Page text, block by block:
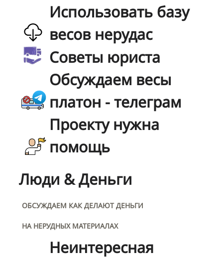
Использовать базу
весов нерудас
Советы юриста
Обсуждаем весы
платон - телеграм
Проекту нужна
помощь
Люди & Деньги
ОБСУЖДАЕМ КАК ДЕЛАЮТ ДЕНЬГИ
НА НЕРУДНЫХ МАТЕРИАЛАХ
Неинтересная